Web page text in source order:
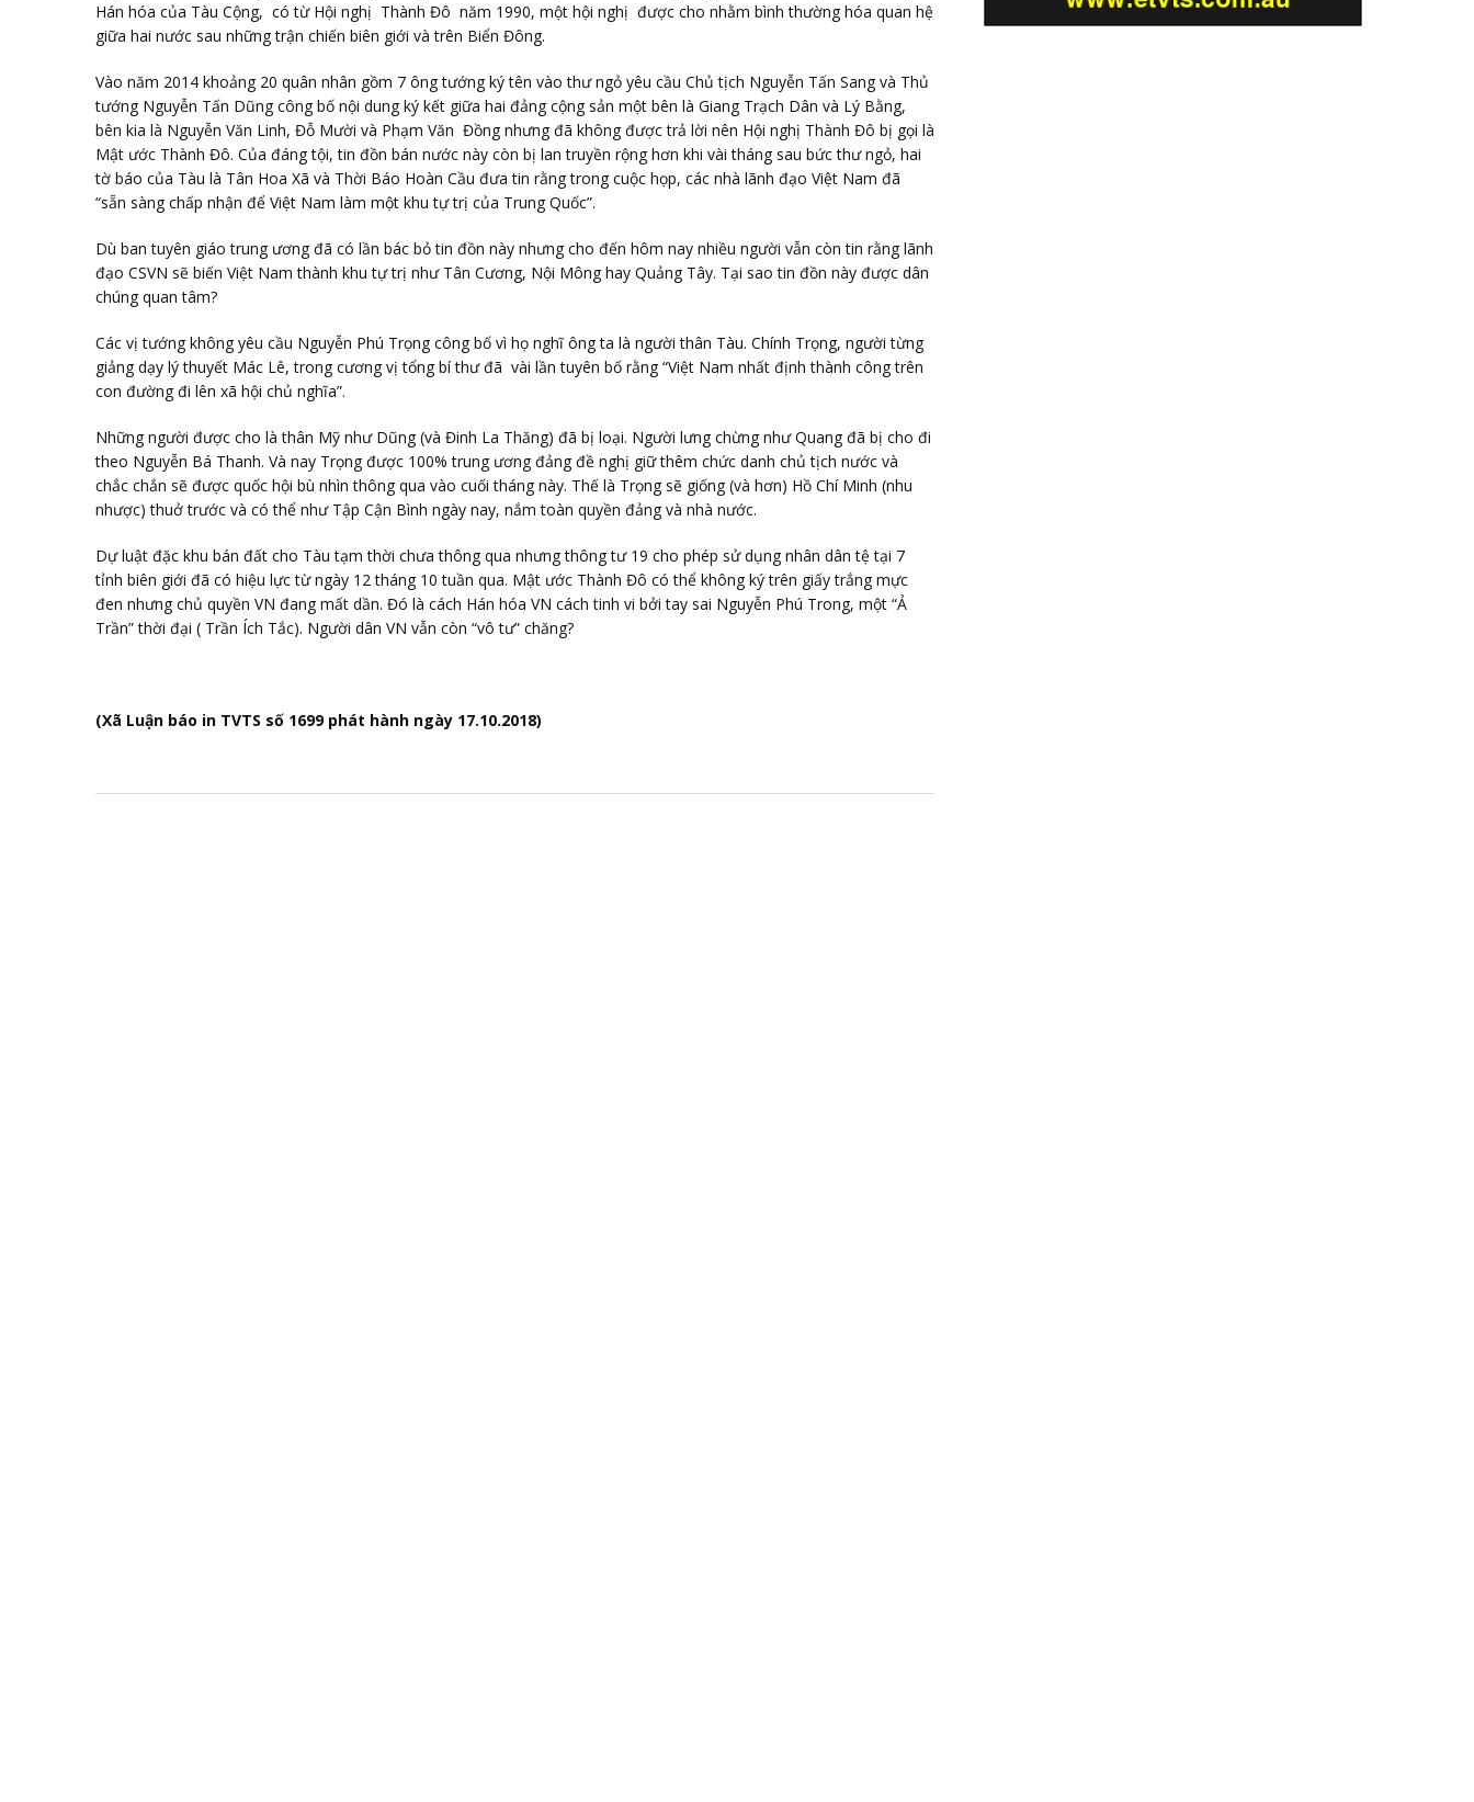
Hán hóa của Tàu Cộng, có từ Hội nghị Thành Đô năm 1990, một hội nghị được cho nhằm bình thường hóa quan hệ
giữa hai nước sau những trận chiến biên giới và trên Biển Đông.
Vào năm 2014 khoảng 20 quân nhân gồm 7 ông tướng ký tên vào thư ngỏ yêu cầu Chủ tịch Nguyễn Tấn Sang và Thủ
tướng Nguyễn Tấn Dũng công bố nội dung ký kết giữa hai đảng cộng sản một bên là Giang Trạch Dân và Lý Bằng,
bên kia là Nguyễn Văn Linh, Đỗ Mười và Phạm Văn Đồng nhưng đã không được trả lời nên Hội nghị Thành Đô bị gọi là
Mật ước Thành Đô. Của đáng tội, tin đồn bán nước này còn bị lan truyền rộng hơn khi vài tháng sau bức thư ngỏ, hai
tờ báo của Tàu là Tân Hoa Xã và Thời Báo Hoàn Cầu đưa tin rằng trong cuộc họp, các nhà lãnh đạo Việt Nam đã
“sẵn sàng chấp nhận để Việt Nam làm một khu tự trị của Trung Quốc”.
Dù ban tuyên giáo trung ương đã có lần bác bỏ tin đồn này nhưng cho đến hôm nay nhiều người vẫn còn tin rằng lãnh
đạo CSVN sẽ biến Việt Nam thành khu tự trị như Tân Cương, Nội Mông hay Quảng Tây. Tại sao tin đồn này được dân
chúng quan tâm?
Các vị tướng không yêu cầu Nguyễn Phú Trọng công bố vì họ nghĩ ông ta là người thân Tàu. Chính Trọng, người từng
giảng dạy lý thuyết Mác Lê, trong cương vị tổng bí thư đã vài lần tuyên bố rằng “Việt Nam nhất định thành công trên
con đường đi lên xã hội chủ nghĩa”.
Những người được cho là thân Mỹ như Dũng (và Đinh La Thăng) đã bị loại. Người lưng chừng như Quang đã bị cho đi
theo Nguyễn Bá Thanh. Và nay Trọng được 100% trung ương đảng đề nghị giữ thêm chức danh chủ tịch nước và
chắc chắn sẽ được quốc hội bù nhìn thông qua vào cuối tháng này. Thế là Trọng sẽ giống (và hơn) Hồ Chí Minh (nhu
nhược) thuở trước và có thể như Tập Cận Bình ngày nay, nắm toàn quyền đảng và nhà nước.
Dự luật đặc khu bán đất cho Tàu tạm thời chưa thông qua nhưng thông tư 19 cho phép sử dụng nhân dân tệ tại 7
tỉnh biên giới đã có hiệu lực từ ngày 12 tháng 10 tuần qua. Mật ước Thành Đô có thể không ký trên giấy trắng mực
đen nhưng chủ quyền VN đang mất dần. Đó là cách Hán hóa VN cách tinh vi bởi tay sai Nguyễn Phú Trong, một “Ả
Trần” thời đại ( Trần Ích Tắc). Người dân VN vẫn còn “vô tư” chăng?
(Xã Luận báo in TVTS số 1699 phát hành ngày 17.10.2018)